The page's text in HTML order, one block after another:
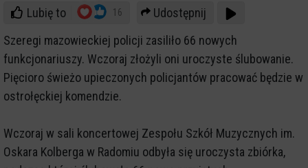
Lubię to 16
Udostępnij
Szeregi mazowieckiej policji zasiliło 66 nowych
funkcjonariuszy. Wczoraj złożyli oni uroczyste ślubowanie.
Pięcioro świeżo upieczonych policjantów pracować będzie w
ostrołęckiej komendzie.
Wczoraj w sali koncertowej Zespołu Szkół Muzycznych im.
Oskara Kolberga w Radomiu odbyła się uroczysta zbiórka,